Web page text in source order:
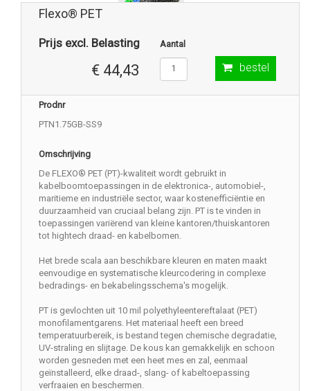
Flexo® PET
Prijs excl. Belasting
€ 44,43
Aantal
bestel
Prodnr
PTN1.75GB-SS9
Omschrijving
De FLEXO® PET (PT)-kwaliteit wordt gebruikt in
kabelboomtoepassingen in de elektronica-, automobiel-,
maritieme en industriële sector, waar kostenefficiëntie en
duurzaamheid van cruciaal belang zijn. PT is te vinden in
toepassingen variërend van kleine kantoren/thuiskantoren
tot hightech draad- en kabelbomen.
Het brede scala aan beschikbare kleuren en maten maakt
eenvoudige en systematische kleurcodering in complexe
bedradings- en bekabelingsschema's mogelijk.
PT is gevlochten uit 10 mil polyethyleentereftalaat (PET)
monofilamentgarens. Het materiaal heeft een breed
temperatuurbereik, is bestand tegen chemische degradatie,
UV-straling en slijtage. De kous kan gemakkelijk en schoon
worden gesneden met een heet mes en zal, eenmaal
geïnstalleerd, elke draad-, slang- of kabeltoepassing
verfraaien en beschermen.